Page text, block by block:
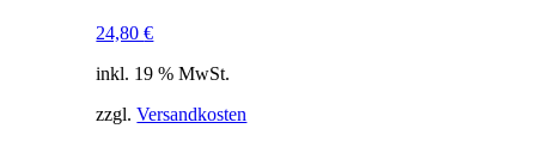
24,80€
inkl. 19 % MwSt.
zzgl.Versandkosten